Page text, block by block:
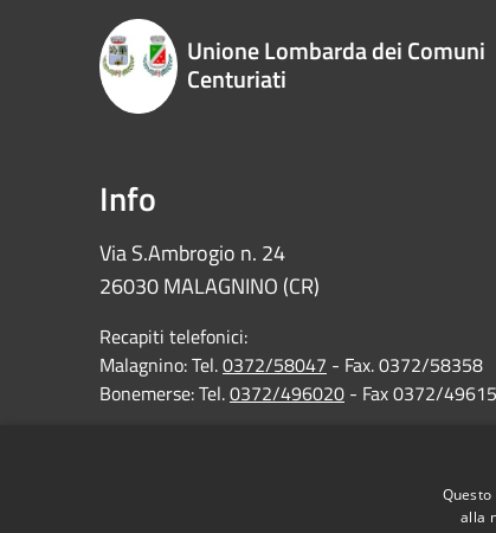
Unione Lombarda dei Comuni
Centuriati
Info
Via S.Ambrogio n. 24
26030 MALAGNINO (CR)
Recapiti telefonici:
Malagnino: Tel.0372/58047 - Fax. 0372/58358
Bonemerse: Tel.0372/496020 - Fax 0372/
alla